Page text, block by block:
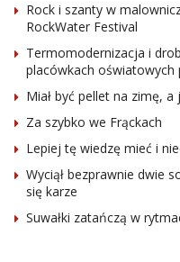
Rock i szanty w
RockWater Festival
Termomodernizacja i
placówkach oświatowych
Miał być pellet na zimę,
Za szybko we Frąckach
Lepiej tę wiedzę mieć i
Wyciął bezprawnie dwie
się karze
Suwałki zatańczą w